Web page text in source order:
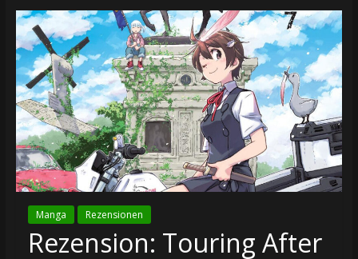
Manga Rezensionen
Rezension: Touring After